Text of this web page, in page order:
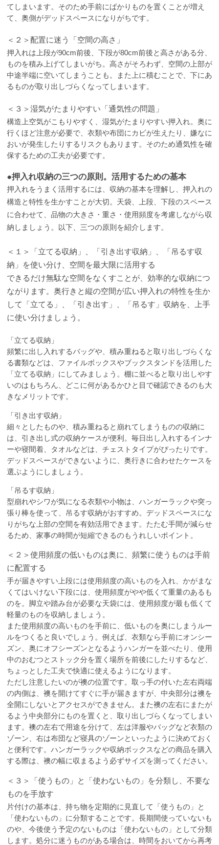
てしまいます。そのため手前にばかりものを置くことが増え
て、奥側がデッドスペースになりがちです。
＜２＞配置に迷う「空間の高さ」
押入れは上段が90cm前後、下段が80cm前後と高さがある分、
ものを積み上げてしまいがち。高さがそろわず、空間の上部が
中途半端に空いてしまうことも。また上に積むことで、下にあ
るものが取り出しづらくなってしまいます。
＜３＞湿気がたまりやすい「通気性の問題」
構造上空気がこもりやすく、湿気がたまりやすい押入れ。奥に
行くほど注意が必要で、衣類や布団にカビが生えたり、嫌なに
おいが発生したりするリスクもあります。そのため通気性を確
保するための工夫が必要です。
●押入れ収納の三つの原則。活用するための基本
押入れをうまく活用するには、収納の基本を理解し、押入れの
構造と特性を生かすことが大切。天袋、上段、下段のスペース
に合わせて、品物の大きさ・重さ・使用頻度を考慮しながら収
納しましょう。以下、三つの原則を紹介します。
＜１＞「立てる収納」、「引き出す収納」、「吊るす収
納」を使い分け、空間を最大限に活用する
できるだけ無駄な空間をなくすことが、効率的な収納につ
ながります。奥行きと縦の空間が広い押入れの特性を生か
して「立てる」、「引き出す」、「吊るす」収納を、上手
に使い分けましょう。
「立てる収納」
頻繁に出し入れするバッグや、積み重ねると取り出しづらくな
る書類などは、ファイルボックスやブックスタンドを活用した
「立てる収納」にしてみましょう。棚に並べると取り出しやす
いのはもちろん、どこに何があるかひと目で確認できるのも大
きなメリットです。
「引き出す収納」
細々としたものや、積み重ねると崩れてしまうものの収納に
は、引き出し式の収納ケースが便利。毎日出し入れするインナ
ーや寝間着、タオルなどは、チェストタイプがぴったりです。
デッドスペースができないように、奥行きに合わせたケースを
選ぶようにしましょう。
「吊るす収納」
型崩れやシワが気になる衣類や小物は、ハンガーラックや突っ
張り棒を使って、吊るす収納がおすすめ。デッドスペースにな
りがちな上部の空間を有効活用できます。たたむ手間が減らせ
るため、家事の時間が短縮できるのもうれしいポイント。
＜２＞使用頻度の低いものは奥に、頻繁に使うものは手前
に配置する
手が届きやすい上段には使用頻度の高いものを入れ、かがまな
くてはいけない下段には、使用頻度がやや低くて重量のあるも
のを。脚立や踏み台が必要な天袋には、使用頻度が最も低くて
軽量のものを収納しましょう。
また使用頻度の高いものを手前に、低いものを奥にしまうルー
ルをつくると良いでしょう。例えば、衣類なら手前にオンシー
ズン、奥にオフシーズンとなるようハンガーを並べたり、使用
中のおむつとストック分を置く場所を前後にしたりするなど、
ちょっとした工夫で快適に使えるようになります。
ただし注意したいのが襖の位置です。取っ手の付いた左右両端
の内側は、襖を開けてすぐに手が届きますが、中央部分は襖を
全開にしないとアクセスができません。また襖の左右にまたが
るよう中央部分にものを置くと、取り出しづらくなってしまい
ます。襖の左右で用途を分けて、左は洋服やバッグなど衣類の
ゾーン、右は布団など寝具のゾーンといったように決めておく
と便利です。ハンガーラックや収納ボックスなどの商品を購入
する際は、襖の幅に収まるよう必ずサイズを測ってください。
＜３＞「使うもの」と「使わないもの」を分類し、不要な
ものを手放す
片付けの基本は、持ち物を定期的に見直して「使うもの」と
「使わないもの」に分類することです。長期間使っていないも
のや、今後使う予定のないものは「使わないもの」として分類
します。処分に迷うものがある場合は、時間をおいてから再考